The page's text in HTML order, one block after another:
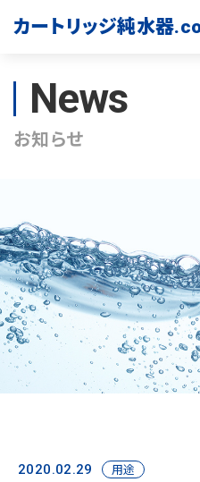
カートリッジ純水器
お知らせ
News
2020.02.29 用途